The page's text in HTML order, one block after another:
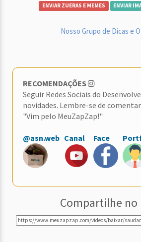
ENVIAR ZUERAS E MEMES ENVIAR
Nosso Grupo de Dicas e
RECOMENDAÇÕES
Seguir Redes Sociais do
novidades. Lembre-se de
"Vim pelo MeuZapZap!"
@asn.web Canal Face
Compartilhe no